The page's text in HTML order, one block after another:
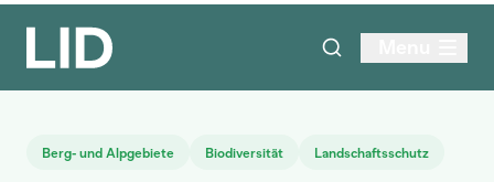
Berg- und Alpgebiete Biodiversität Landschaftsschutz